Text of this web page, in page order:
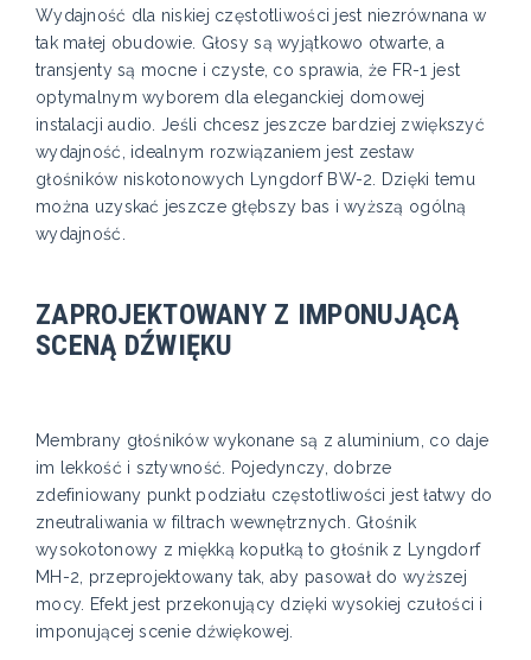
Wydajność dla niskiej częstotliwości jest niezrównana w
tak małej obudowie. Głosy są wyjątkowo otwarte, a
transjenty są mocne i czyste, co sprawia, że FR-1 jest
optymalnym wyborem dla eleganckiej domowej
instalacji audio. Jeśli chcesz jeszcze bardziej zwiększyć
wydajność, idealnym rozwiązaniem jest zestaw
głośników niskotonowych Lyngdorf BW-2. Dzięki temu
można uzyskać jeszcze głębszy bas i wyższą ogólną
wydajność.
ZAPROJEKTOWANY Z IMPONUJĄCĄ
SCENĄ DŹWIĘKU
Membrany głośników wykonane są z aluminium, co daje
im lekkość i sztywność. Pojedynczy, dobrze
zdefiniowany punkt podziału częstotliwości jest łatwy do
zneutraliwania w filtrach wewnętrznych. Głośnik
wysokotonowy z miękką kopułką to głośnik z Lyngdorf
MH-2, przeprojektowany tak, aby pasował do wyższej
mocy. Efekt jest przekonujący dzięki wysokiej czułości i
imponującej scenie dźwiękowej.